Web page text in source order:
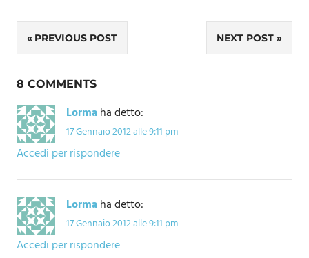
Navigazione
articoli
PREVIOUS POST NEXT POST
8 COMMENTS
Lormaha detto:
17 Gennaio 2012 alle 9:11 pm
Accedi per rispondere
Lormaha detto:
17 Gennaio 2012 alle 9:11 pm
Accedi per rispondere